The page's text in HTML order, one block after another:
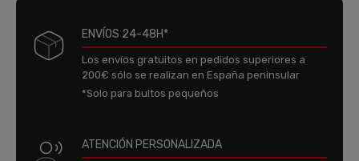
ENVÍOS 24-48H*
Los envíos gratuitos en pedidos superiores a
200€ sólo se realizan en España peninsular
*Solo para bultos pequeños
ATENCIÓN PERSONALIZADA